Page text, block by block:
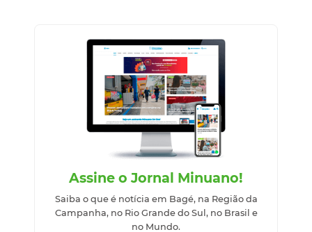
Assine o Jornal Minuano!
Saiba o que é notícia em Bagé, na Região da
Campanha, no Rio Grande do Sul, no Brasil e
no Mundo.